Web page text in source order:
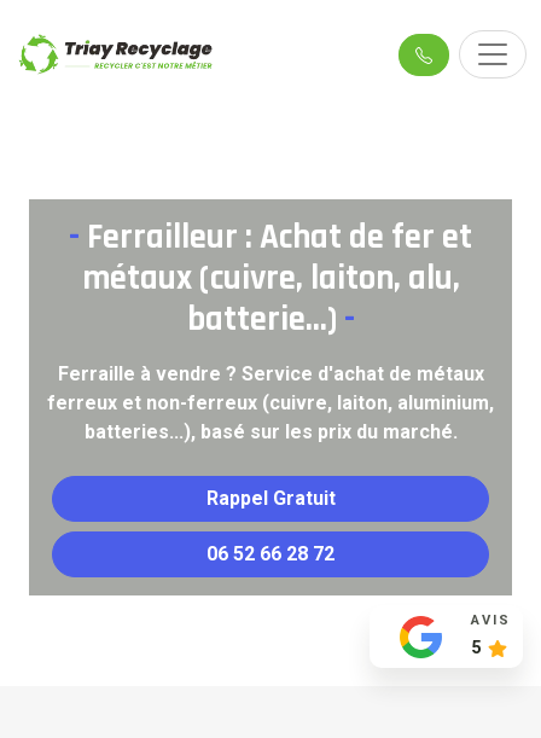
- Ferrailleur : Achat de fer et
métaux (cuivre, laiton, alu,
batterie...) -
Ferraille à vendre ? Service d'achat de métaux
ferreux et non-ferreux (cuivre, laiton, aluminium,
batteries...), basé sur les prix du marché.
Rappel Gratuit
06 52 66 28 72
AVIS
5